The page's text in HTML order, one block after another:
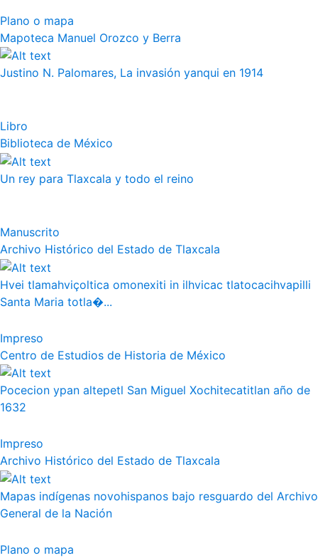
Plano o mapa
Mapoteca Manuel Orozco y Berra
Justino N. Palomares, La invasión yanqui en 1914
Libro
Biblioteca de México
Un rey para Tlaxcala y todo el reino
Manuscrito
Archivo Histórico del Estado de Tlaxcala
Hvei tlamahviçoltica omonexiti in ilhvicac tlatocacihvapilli
Santa Maria totla�...
Impreso
Centro de Estudios de Historia de México
Pocecion ypan altepetl San Miguel Xochitecatitlan año de
1632
Impreso
Archivo Histórico del Estado de Tlaxcala
Mapas indígenas novohispanos bajo resguardo del Archivo
General de la Nación
Plano o mapa